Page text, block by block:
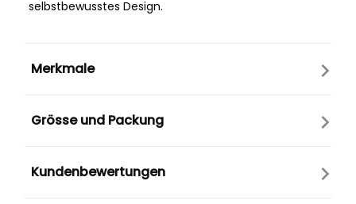
selbstbewusstes Design.
Merkmale
Grösse und Packung
Kundenbewertungen